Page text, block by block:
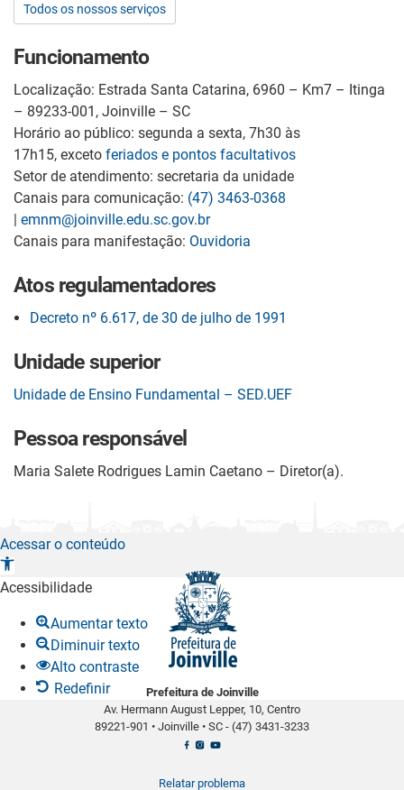
Todos os nossos serviços
Funcionamento
Localização: Estrada Santa Catarina, 6960 – Km7 – Itinga
– 89233-001, Joinville – SC
Horário ao público: segunda a sexta, 7h30 às
17h15, exceto feriados e pontos facultativos
Setor de atendimento: secretaria da unidade
Canais para comunicação: (47) 3463-0368
| emnm@joinville.edu.sc.gov.br
Canais para manifestação: Ouvidoria
Atos regulamentadores
Decreto nº 6.617, de 30 de julho de 1991
Unidade superior
Unidade de Ensino Fundamental – SED.UEF
Pessoa responsável
Maria Salete Rodrigues Lamin Caetano – Diretor(a).
Prefeitura de Joinville
Av. Hermann August Lepper, 10, Centro
89221-901 • Joinville • SC - (47) 3431-3233
Relatar problema
Acessar o conteúdo
A
b
Acessibilidade
Aumentar texto
Diminuir texto
Alto contraste
Redefinir